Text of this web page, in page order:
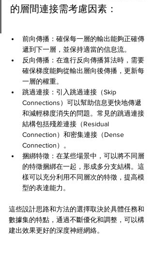
的層間連接需考慮因素：
前向傳播：確保每一層的輸出能夠正確傳
遞到下一層，並保持適當的信息流。
反向傳播：在進行反向傳播算法時，需要
確保梯度能夠從輸出層向後傳播，更新每
一層的權重。
跳過連接：引入跳過連接（Skip
Connections）可以幫助信息更快地傳遞
和減輕梯度消失的問題。常見的跳過連接
結構包括殘差連接（Residual
Connection）和密集連接（Dense
Connection）。
捆綁特徵：在某些場景中，可以將不同層
的特徵捆綁在一起，形成多分支結構。這
樣可以充分利用不同層次的特徵，提高模
型的表達能力。
這些設計思路和方法的選擇取決於具體任務和
數據集的特點，通過不斷優化和調整，可以構
建出效果更好的深度神經網絡。